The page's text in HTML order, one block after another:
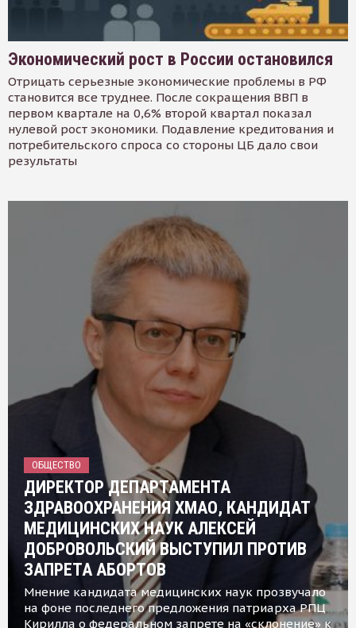
Экономический рост в России остановился
Отрицать серьезные экономические проблемы в РФ
становится все труднее. После сокращения ВВП в
первом квартале на 0,6% второй квартал показал
нулевой рост экономики. Подавление кредитования и
потребительского спроса со стороны ЦБ дало свои
результаты
ОБЩЕСТВО
ДИРЕКТОР ДЕПАРТАМЕНТА
ЗДРАВООХРАНЕНИЯ ХМАО, КАНДИДАТ
МЕДИЦИНСКИХ НАУК АЛЕКСЕЙ
ДОБРОВОЛЬСКИЙ ВЫСТУПИЛ ПРОТИВ
ЗАПРЕТА АБОРТОВ
Мнение кандидата медицинских наук прозвучало
на фоне последнего предложения патриарха РПЦ
Кирилла о федеральном запрете на «склонение» к